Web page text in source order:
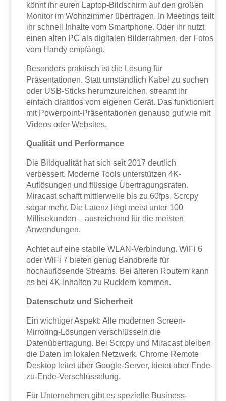
könnt ihr euren Laptop-Bildschirm auf den großen
Monitor im Wohnzimmer übertragen. In Meetings teilt
ihr schnell Inhalte vom Smartphone. Oder ihr nutzt
einen alten PC als digitalen Bilderrahmen, der Fotos
vom Handy empfängt.
Besonders praktisch ist die Lösung für
Präsentationen. Statt umständlich Kabel zu suchen
oder USB-Sticks herumzureichen, streamt ihr
einfach drahtlos vom eigenen Gerät. Das funktioniert
mit Powerpoint-Präsentationen genauso gut wie mit
Videos oder Websites.
Qualität und Performance
Die Bildqualität hat sich seit 2017 deutlich
verbessert. Moderne Tools unterstützen 4K-
Auflösungen und flüssige Übertragungsraten.
Miracast schafft mittlerweile bis zu 60fps, Scrcpy
sogar mehr. Die Latenz liegt meist unter 100
Millisekunden – ausreichend für die meisten
Anwendungen.
Achtet auf eine stabile WLAN-Verbindung. WiFi 6
oder WiFi 7 bieten genug Bandbreite für
hochauflösende Streams. Bei älteren Routern kann
es bei 4K-Inhalten zu Rucklern kommen.
Datenschutz und Sicherheit
Ein wichtiger Aspekt: Alle modernen Screen-
Mirroring-Lösungen verschlüsseln die
Datenübertragung. Bei Scrcpy und Miracast bleiben
die Daten im lokalen Netzwerk. Chrome Remote
Desktop leitet über Google-Server, bietet aber Ende-
zu-Ende-Verschlüsselung.
Für Unternehmen gibt es spezielle Business-